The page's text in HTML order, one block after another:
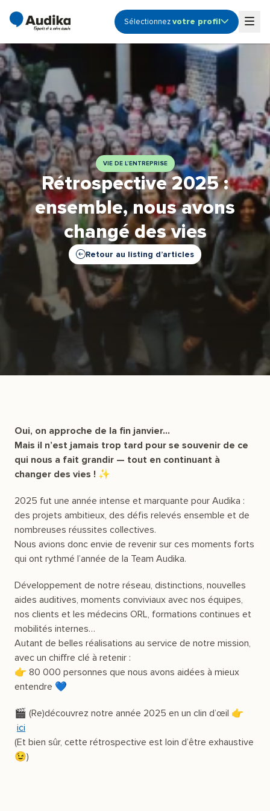
Sélectionnezvotre profil
Ouvrir le sous-menu profile
Audioprothésiste
Coordinateur de centre
Etudiant
Fonction Support -
Siège
Propriétaire de centre
VIE DE L’ENTREPRISE
Rétrospective 2025 :
ensemble, nous avons
changé des vies
Retour au listing d’articles
Oui, on approche de la fin janvier…
Mais il n’est jamais trop tard pour se souvenir de ce
qui nous a fait grandir — tout en continuant à
changer des vies ! ✨
2025 fut une année intense et marquante pour Audika :
des projets ambitieux, des défis relevés ensemble et de
nombreuses réussites collectives.
Nous avions donc envie de revenir sur ces moments forts
qui ont rythmé l’année de la Team Audika.
Développement de notre réseau, distinctions, nouvelles
aides auditives, moments conviviaux avec nos équipes,
nos clients et les médecins ORL, formations continues et
mobilités internes…
Autant de belles réalisations au service de notre mission,
avec un chiffre clé à retenir :
👉 80 000 personnes que nous avons aidées à mieux
entendre 💙
🎬 (Re)découvrez notre année 2025 en un clin d’œil 👉
ici
(Et bien sûr, cette rétrospective est loin d’être exhaustive
😉)